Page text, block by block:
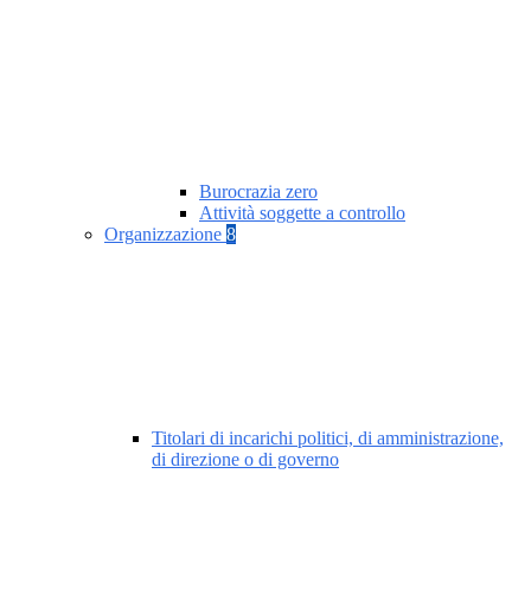
Burocrazia zero
Attività soggette a controllo
Organizzazione 8
Titolari di incarichi politici, di amministrazione,
di direzione o di governo